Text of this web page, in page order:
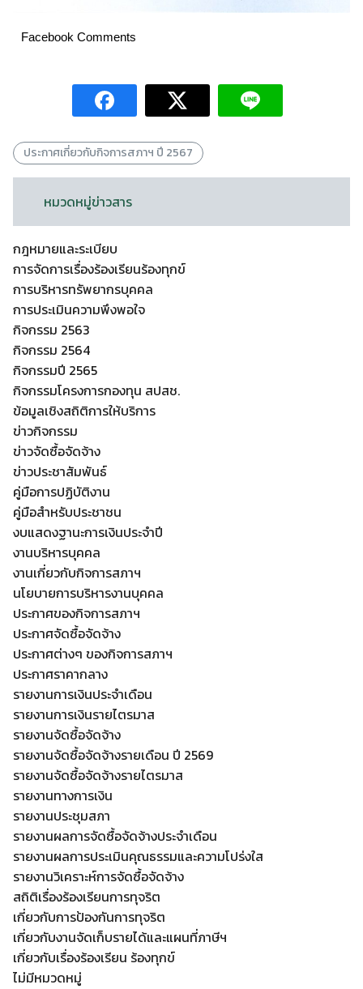
for:
Facebook Comments
ประกาศเกี่ยวกับกิจการสภาฯ ปี 2567
หมวดหมู่ข่าวสาร
กฎหมายและระเบียบ
การจัดการเรื่องร้องเรียนร้องทุกข์
การบริหารทรัพยากรบุคคล
การประเมินความพึงพอใจ
กิจกรรม 2563
กิจกรรม 2564
กิจกรรมปี 2565
กิจกรรมโครงการกองทุน สปสช.
ข้อมูลเชิงสถิติการให้บริการ
ข่าวกิจกรรม
ข่าวจัดซื้อจัดจ้าง
ข่าวประชาสัมพันธ์
คู่มือการปฏิบัติงาน
คู่มือสำหรับประชาชน
งบแสดงฐานะการเงินประจำปี
งานบริหารบุคคล
งานเกี่ยวกับกิจการสภาฯ
นโยบายการบริหารงานบุคคล
ประกาศของกิจการสภาฯ
ประกาศจัดซื้อจัดจ้าง
ประกาศต่างๆ ของกิจการสภาฯ
ประกาศราคากลาง
รายงานการเงินประจำเดือน
รายงานการเงินรายไตรมาส
รายงานจัดซื้อจัดจ้าง
รายงานจัดซื้อจัดจ้างรายเดือน ปี 2569
รายงานจัดซื้อจัดจ้างรายไตรมาส
รายงานทางการเงิน
รายงานประชุมสภา
รายงานผลการจัดซื้อจัดจ้างประจำเดือน
รายงานผลการประเมินคุณธรรมและความโปร่งใส
รายงานวิเคราะห์การจัดซื้อจัดจ้าง
สถิติเรื่องร้องเรียนการทุจริต
เกี่ยวกับการป้องกันการทุจริต
เกี่ยวกับงานจัดเก็บรายได้และแผนที่ภาษีฯ
เกี่ยวกับเรื่องร้องเรียน ร้องทุกข์
ไม่มีหมวดหมู่